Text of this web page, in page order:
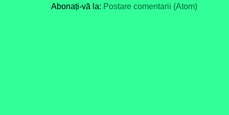
Abonați-vă la: Postare comentarii (Atom)